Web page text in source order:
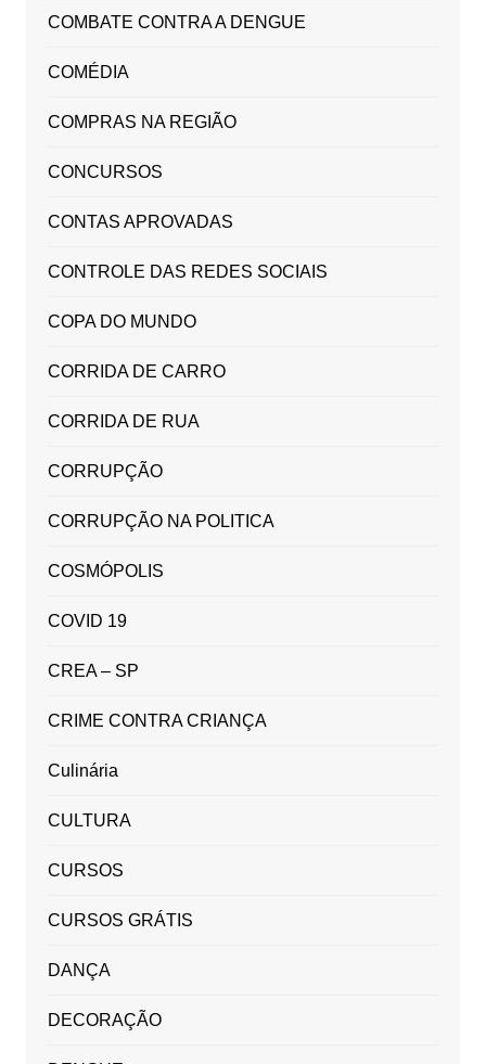
COMBATE CONTRA A DENGUE
COMÉDIA
COMPRAS NA REGIÃO
CONCURSOS
CONTAS APROVADAS
CONTROLE DAS REDES SOCIAIS
COPA DO MUNDO
CORRIDA DE CARRO
CORRIDA DE RUA
CORRUPÇÃO
CORRUPÇÃO NA POLITICA
COSMÓPOLIS
COVID 19
CREA – SP
CRIME CONTRA CRIANÇA
Culinária
CULTURA
CURSOS
CURSOS GRÁTIS
DANÇA
DECORAÇÃO